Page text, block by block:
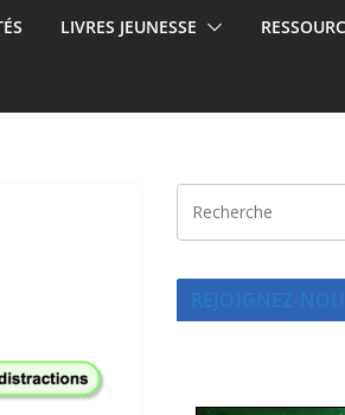
LIVRES JEUNESSE
REJOIGNEZ-